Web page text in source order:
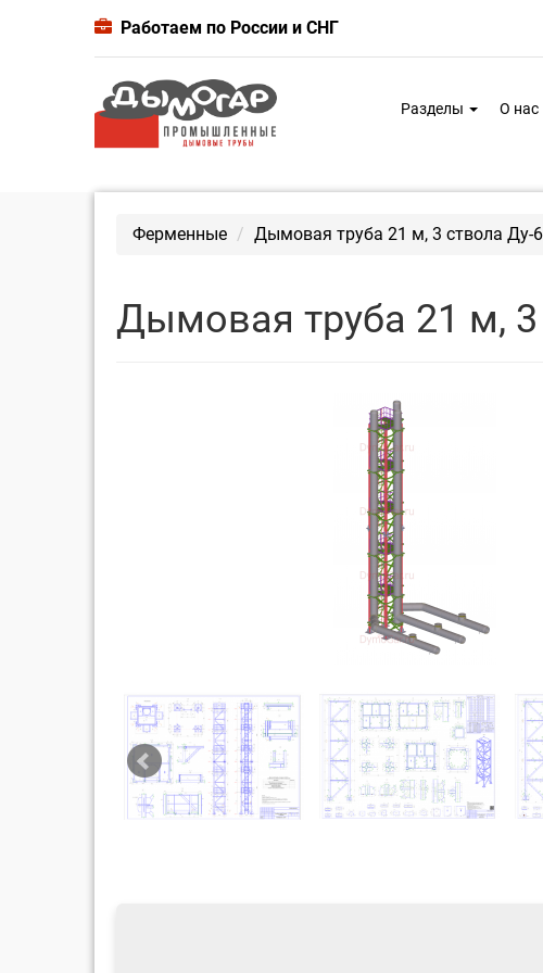
Работаем по России и СНГ
Разделы О нас
Ферменные Дымовая труба 21 м, 3 ствола Ду-
Дымовая труба 21 м,